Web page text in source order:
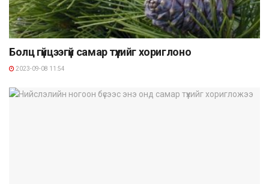
Болц гүйцээгүй самар түүхийг хориглоно
2023-09-08 11:54